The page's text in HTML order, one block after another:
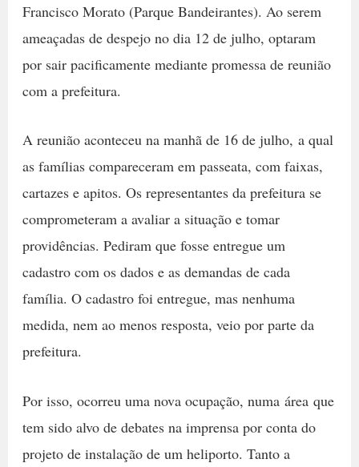
Francisco Morato (Parque Bandeirantes). Ao serem
ameaçadas de despejo no dia 12 de julho, optaram
por sair pacificamente mediante promessa de reunião
com a prefeitura.
A reunião aconteceu na manhã de 16 de julho, a qual
as famílias compareceram em passeata, com faixas,
cartazes e apitos. Os representantes da prefeitura se
comprometeram a avaliar a situação e tomar
providências. Pediram que fosse entregue um
cadastro com os dados e as demandas de cada
família. O cadastro foi entregue, mas nenhuma
medida, nem ao menos resposta, veio por parte da
prefeitura.
Por isso, ocorreu uma nova ocupação, numa área que
tem sido alvo de debates na imprensa por conta do
projeto de instalação de um heliporto. Tanto a